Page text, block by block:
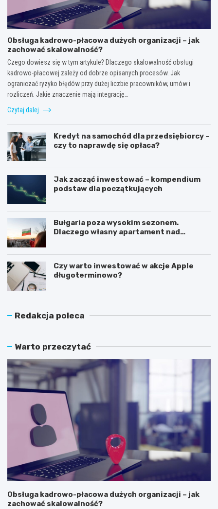
Obsługa kadrowo-płacowa dużych organizacji – jak
zachować skalowalność?
Czego dowiesz się w tym artykule? Dlaczego skalowalność obsługi
kadrowo-płacowej zależy od dobrze opisanych procesów. Jak
ograniczać ryzyko błędów przy dużej liczbie pracowników, umów i
rozliczeń. Jakie znaczenie mają integrację…
Czytaj dalej
Kredyt na samochód dla przedsiębiorcy –
czy to naprawdę się opłaca?
Jak zacząć inwestować – kompendium
podstaw dla początkujących
Bułgaria poza wysokim sezonem.
Dlaczego własny apartament nad
Czy warto inwestować w akcje Apple
długoterminowo?
Redakcja poleca
Warto przeczytać
Obsługa kadrowo-płacowa dużych organizacji – jak
zachować skalowalność?